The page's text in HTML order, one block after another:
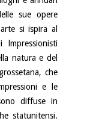
sue opere
si ispira al
natura e del
che
e le
diffuse in
statunitensi.